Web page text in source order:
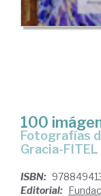
100
Fotografías de la Fundación Anastasio de
Gracia-FITEL
ISBN:
Editorial: